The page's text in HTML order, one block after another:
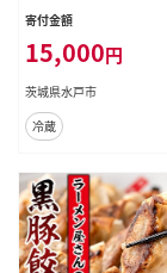
寄付金額
15,000円
茨城県水戸市
冷蔵